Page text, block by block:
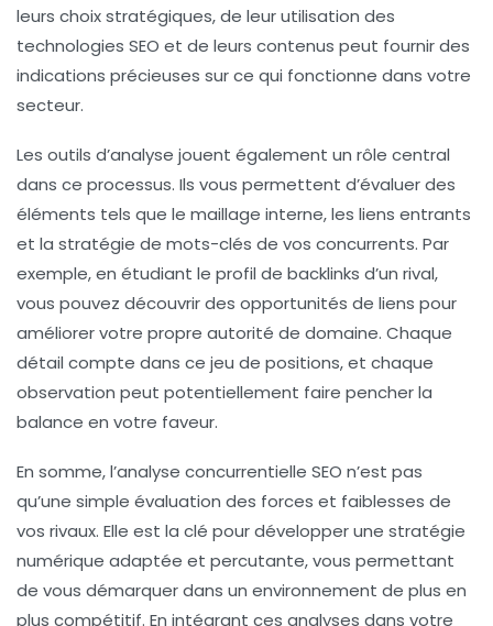
leurs choix stratégiques, de leur utilisation des
technologies SEO et de leurs contenus peut fournir des
indications précieuses sur ce qui fonctionne dans votre
secteur.
Les outils d’analyse jouent également un rôle central
dans ce processus. Ils vous permettent d’évaluer des
éléments tels que le maillage interne, les liens entrants
et la stratégie de mots-clés de vos concurrents. Par
exemple, en étudiant le profil de backlinks d’un rival,
vous pouvez découvrir des opportunités de liens pour
améliorer votre propre autorité de domaine. Chaque
détail compte dans ce jeu de positions, et chaque
observation peut potentiellement faire pencher la
balance en votre faveur.
En somme, l’analyse concurrentielle SEO n’est pas
qu’une simple évaluation des forces et faiblesses de
vos rivaux. Elle est la clé pour développer une stratégie
numérique adaptée et percutante, vous permettant
de vous démarquer dans un environnement de plus en
plus compétitif. En intégrant ces analyses dans votre